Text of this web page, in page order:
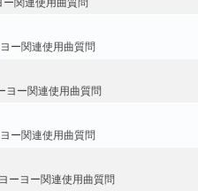
ー関連使用曲質問
ヨー関連使用曲質問
ー関連使用曲質問
ーヨー関連使用曲質問